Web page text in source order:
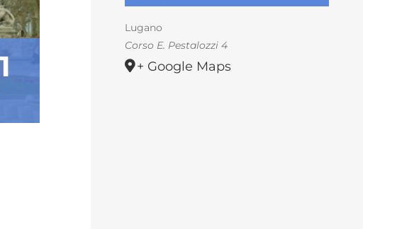
Lugano
Corso E. Pestalozzi 4
+ Google Maps